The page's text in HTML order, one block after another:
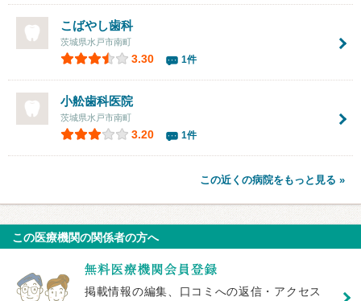
こばやし歯科
茨城県水戸市南町
3.30 1件
小舩歯科医院
茨城県水戸市南町
3.20 1件
この近くの病院をもっと見る »
この医療機関の関係者の方へ
掲載情報の編集、口コミへの返信・アクセス